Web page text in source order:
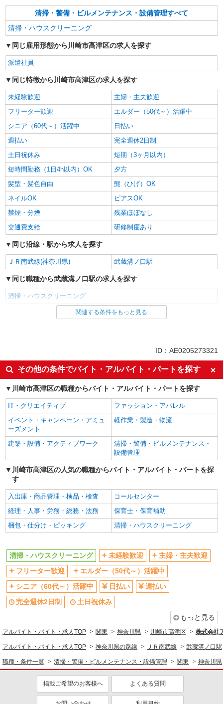
清掃・警備・ビルメンテナンス・設備管理すべて
清掃・ハウスクリーニング
同じ雇用形態から川崎市高津区の求人を探す
派遣社員
同じ特徴から川崎市高津区の求人を探す
未経験歓迎
主婦・主夫歓迎
フリーター歓迎
エルダー（50代～）活躍中
シニア（60代～）活躍中
日払い
週払い
完全週休2日制
土日祝休み
短期（3ヶ月以内）
短時間勤務（1日4h以内）OK
夕方
髪型・髪色自由
髭（ひげ）OK
ネイルOK
ピアスOK
禁煙・分煙
残業ほぼなし
交通費支給
研修制度あり
同じ沿線・駅から求人を探す
ＪＲ南武線(神奈川県) 武蔵溝ノ口駅
同じ職種から武蔵溝ノ口駅の求人を探す
清掃・ハウスクリーニング
同じ雇用形態から武蔵溝ノ口駅の求人を探す
未経験歓迎
主婦・主夫歓迎
フリーター歓迎
エルダー（50代～）活躍中
シニア（60代～）活躍中
日払い
週払い
完全週休2日制
土日祝休み
短期（3ヶ月以内）
短時間勤務（1日4h以内）OK
夕方
髭（ひげ）OK
ネイルOK
ピアスOK
禁煙・分煙
交通費支給
研修制度あり
同じ職種から求人を探す
清掃・警備・ビルメンテナンス・設備管理
同じ特徴から求人を探す
未経験歓迎
日払い
土日祝休み
短期（3ヶ月以内）
短時間勤務（1日4h以内）OK
交通費支給
関連する条件をもっと見る
ID：AE0205273321
その他の条件でバイト・アルバイト・パートを探す
川崎市高津区の職種からバイト・アルバイト・パートを探す
IT・クリエイティブ
ファッション・アパレル
イベント・キャンペーン・アミュ
ーズメント
軽作業・製造・物流
建築・設備・アクティブワーク
清掃・警備・ビルメンテナンス・
設備管理
川崎市高津区の人気の職種からバイト・アルバイト・パートを探
す
入出庫・商品管理・検品・検査
コールセンター
経理・人事・労務・総務・法務
保育士・保育補助
梱包・仕分け・ピッキング
清掃・ハウスクリーニング
清掃・ハウスクリーニング 未経験歓迎
主婦・主夫歓迎
フリーター歓迎
エルダー（50代～）活躍中
シニア（60代～）活躍中
日払い
週払い
完全週休2日制
土日祝休み
もっと見る
アルバイト・バイト・求人TOP 関東 神奈川県 川崎市高津区 株式会社
アルバイト・バイト・求人TOP 神奈川県の路線 ＪＲ南武線 武蔵溝ノ口駅
職種・条件一覧 清掃・警備・ビルメンテナンス・設備管理 関東 神奈川県
掲載ご希望のお客様へ よくある質問